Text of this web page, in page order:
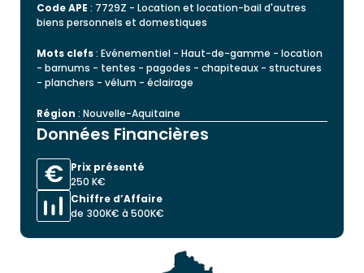
Code APE : 7729Z - Location et location-bail d'autres
biens personnels et domestiques
Mots clefs: Evénementiel - Haut-de-gamme - location
- barnums - tentes - pagodes - chapiteaux - structures
- planchers - vélum - éclairage
Région : Nouvelle-Aquitaine
Données Financières
Prix présenté
250 K€
Chiffre d’Affaire
de 300K€ à 500K€